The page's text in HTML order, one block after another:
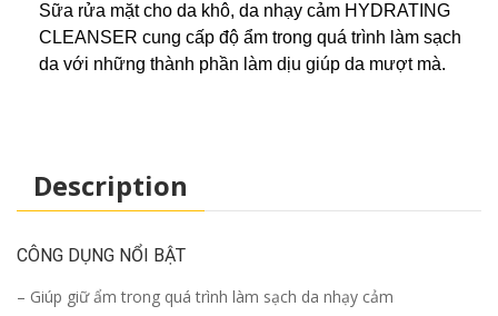
Sữa rửa mặt cho da khô, da nhạy cảm HYDRATING
CLEANSER cung cấp độ ẩm trong quá trình làm sạch
da với những thành phần làm dịu giúp da mượt mà.
Description
CÔNG DỤNG NỔI BẬT
– Giúp giữ ẩm trong quá trình làm sạch da nhạy cảm